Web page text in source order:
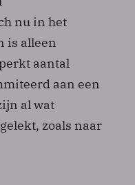
nu in het
is alleen
aantal
aan een
al wat
zoals naar